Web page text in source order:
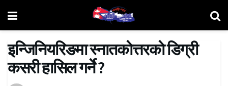
इन्जिनियरिङमा स्नातकाेत्तरकाे डिग्री
कसरी हासिल गर्ने ?